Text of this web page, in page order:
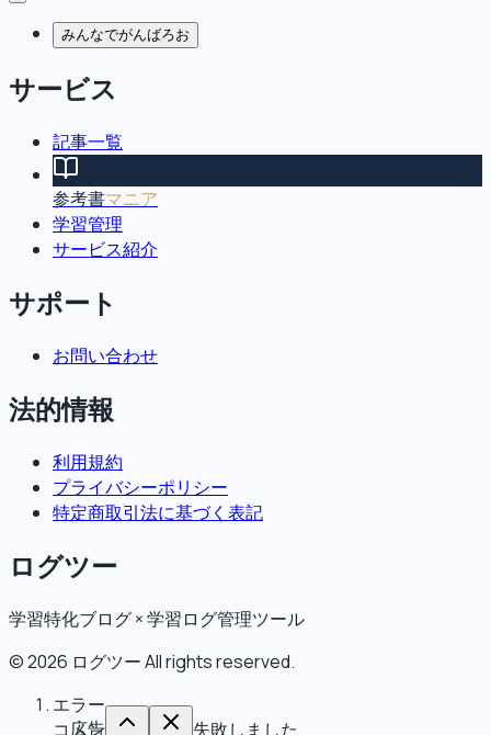
みんなでがんばろお
サービス
記事一覧
参考書マニア
学習管理
サービス紹介
サポート
お問い合わせ
法的情報
利用規約
プライバシーポリシー
特定商取引法に基づく表記
ログツー
学習特化ブログ × 学習ログ管理ツール
©2026 ログツーAll rights reserved.
エラー
コメントの取得に失敗しました
広告